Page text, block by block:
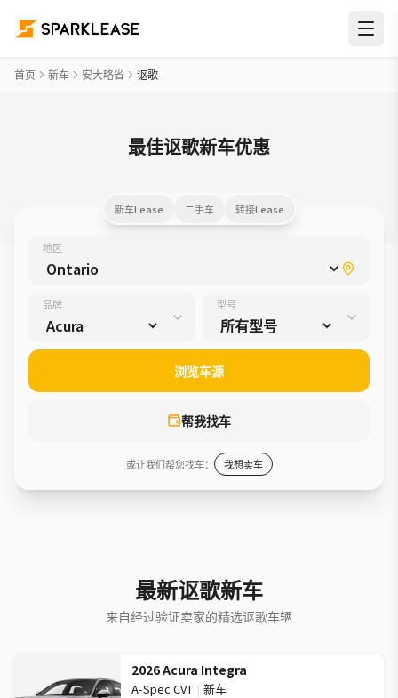
首页 新车 安大略省 讴歌
最佳讴歌新车优惠
新车Lease 二手车 转接Lease
地区
品牌 型号
帮我找车
浏览车源
或让我们帮您找车： 我想卖车
最新讴歌新车
来自经过验证卖家的精选讴歌车辆
2026 Acura Integra
A-Spec CVT | 新车